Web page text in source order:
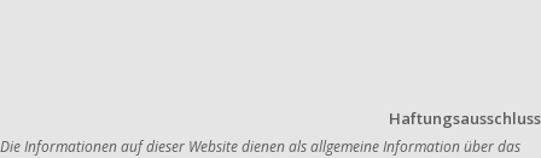
Haftungsausschluss
Die Informationen auf dieser Website dienen als allgemeine Information über das